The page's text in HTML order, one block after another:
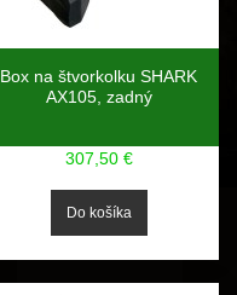
Box na štvorkolku SHARK
AX105, zadný
307,50 €